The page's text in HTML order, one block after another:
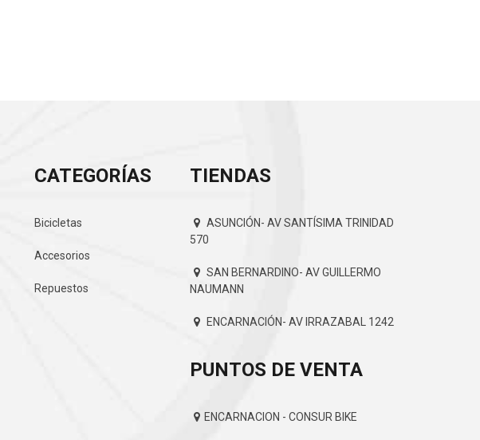
CATEGORÍAS
Bicicletas
Accesorios
Repuestos
TIENDAS
ASUNCIÓN- AV SANTÍSIMA TRINIDAD
570
SAN BERNARDINO- AV GUILLERMO
NAUMANN
ENCARNACIÓN- AV IRRAZABAL 1242
PUNTOS DE VENTA
ENCARNACION - CONSUR BIKE